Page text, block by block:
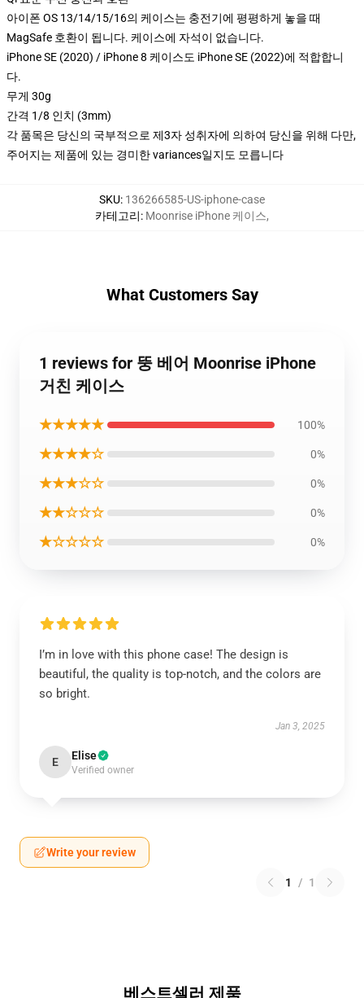
아이폰 OS 13/14/15/16의 케이스는 충전기에 평평하게 놓을 때
MagSafe 호환이 됩니다. 케이스에 자석이 없습니다.
iPhone SE (2020) / iPhone 8 케이스도 iPhone SE (2022)에 적합합니
다.
무게 30g
간격 1/8 인치 (3mm)
각 품목은 당신의 국부적으로 제3자 성취자에 의하여 당신을 위해 다만,
주어지는 제품에 있는 경미한 variances일지도 모릅니다
SKU: 136266585-US-iphone-case
카테고리: Moonrise iPhone 케이스,
What Customers Say
1 reviews for 뚱 베어 Moonrise iPhone
거친 케이스
★★★★★ 100%
★★★★☆ 0%
★★★☆☆ 0%
★★☆☆☆ 0%
★☆☆☆☆ 0%
I’m in love with this phone case! The design is
beautiful, the quality is top-notch, and the colors are
so bright.
Jan 3, 2025
E Elise
Verified owner
Write your review
1 / 1
베스트셀러 제품